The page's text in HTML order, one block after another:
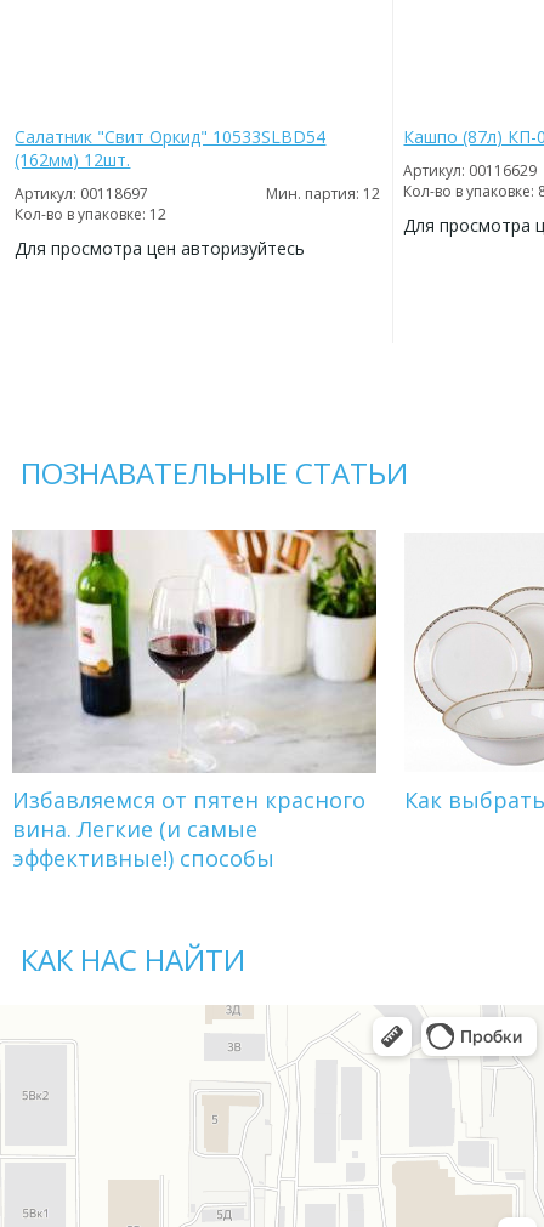
Салатник "Свит Оркид" 10533SLBD54
(162мм) 12шт.
Артикул: 00118697
Мин. партия: 12
Кол-во в упаковке: 12
Для просмотра цен авторизуйтесь
Кашпо (87л) КП-
Артикул: 00116629
Кол-во в упаковке:
Для просмотра
ПОЗНАВАТЕЛЬНЫЕ СТАТЬИ
Избавляемся от пятен красного
вина. Легкие (и самые
эффективные!) способы
Как
КАК НАС НАЙТИ